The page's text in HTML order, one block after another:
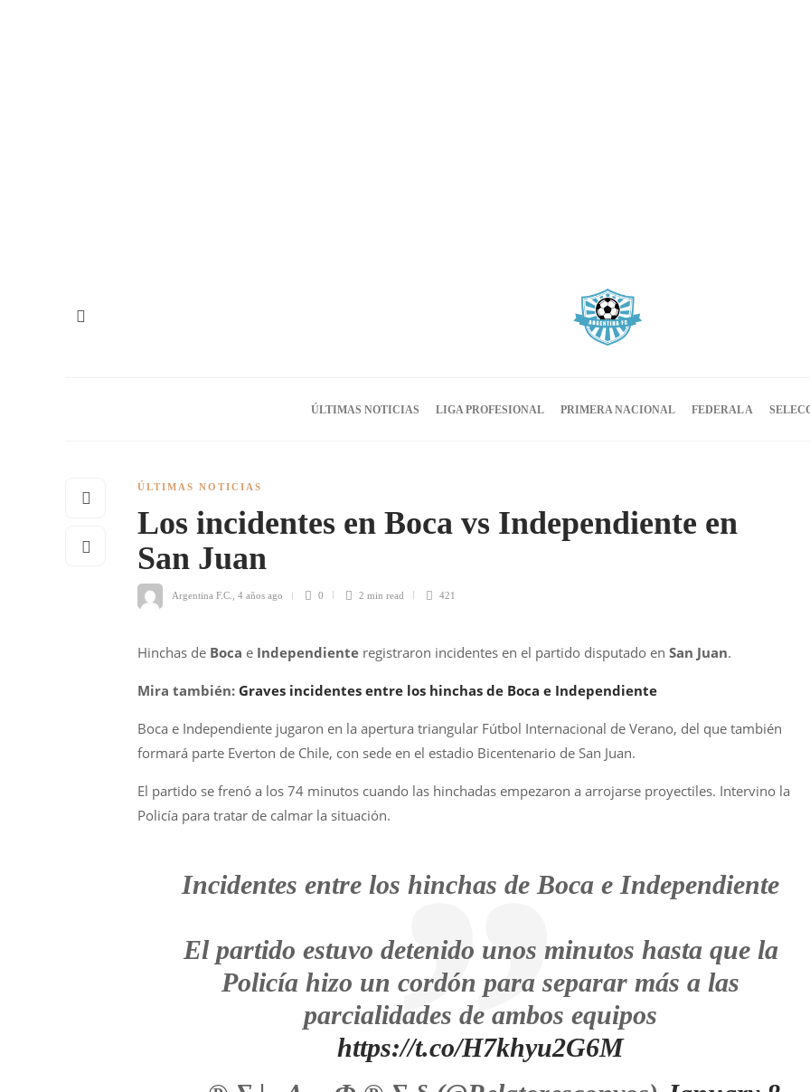
ÚLTIMAS NOTICIAS LIGA PROFESIONAL PRIMERA NACIONAL FEDERAL A
ÚLTIMAS NOTICIAS
Los incidentes en Boca vs Independiente en
San Juan
Argentina F.C. 4 años ago 0 2 min read 421
Hinchas de Boca e Independiente registraron incidentes en el partido disputado en San Juan.
Mira también: Graves incidentes entre los hinchas de Boca e Independiente
Boca e Independiente jugaron en la apertura triangular Fútbol Internacional de Verano, del que también
formará parte Everton de Chile, con sede en el estadio Bicentenario de San Juan.
El partido se frenó a los 74 minutos cuando las hinchadas empezaron a arrojarse proyectiles. Intervino la
Policía para tratar de calmar la situación.
Incidentes entre los hinchas de Boca e Independiente
El partido estuvo detenido unos minutos hasta que la
Policía hizo un cordón para separar más a las
parcialidades de ambos equipos
https://t.co/H7khyu2G6M